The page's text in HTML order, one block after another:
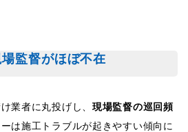
監督がほぼ不在
業者に丸投げし、 現場監督の巡回頻
は施工トラブルが起きやすい傾向に